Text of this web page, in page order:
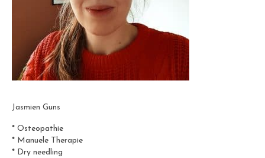
Jasmien Guns
* Osteopathie
* Manuele Therapie
* Dry needling